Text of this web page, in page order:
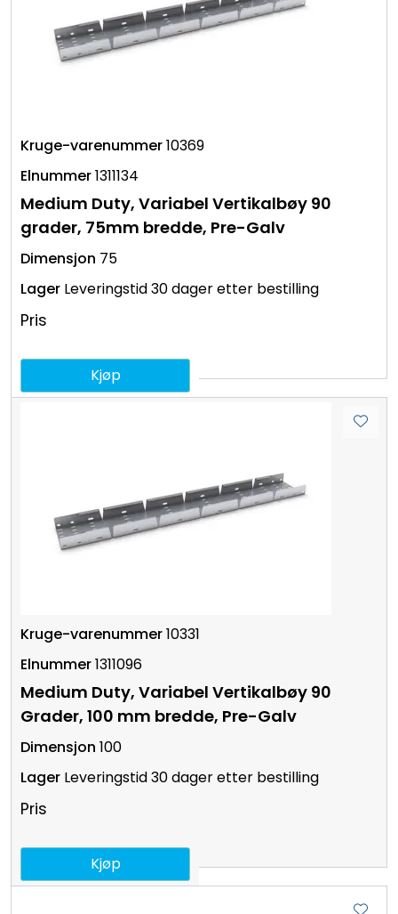
10369
1311134
Medium Duty, Variabel Vertikalbøy 90
grader, 75mm bredde, Pre-Galv
75
Leveringstid 30 dager etter bestilling
Pris
Kjøp
10331
1311096
Medium Duty, Variabel Vertikalbøy 90
Grader, 100 mm bredde, Pre-Galv
100
Leveringstid 30 dager etter bestilling
Pris
Kjøp